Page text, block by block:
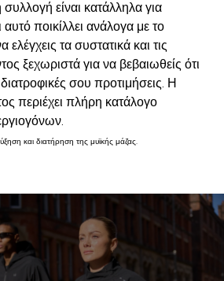
είναι κατάλληλα για
ποικίλλει ανάλογα με το
ελέγχεις τα συστατικά και τις
ξεχωριστά για να βεβαιωθείς ότι
σου προτιμήσεις. Η
περιέχει πλήρη κατάλογο
και διατήρηση της μυϊκής μάζας.